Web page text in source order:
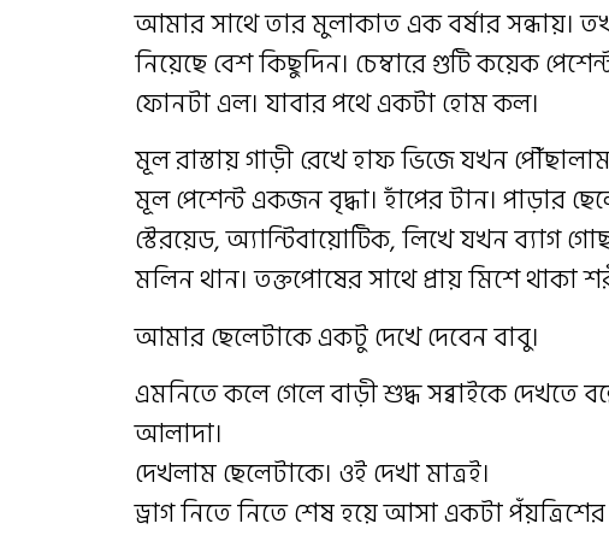
আমার সাথে তার মুলাকাত এক বর্ষার সন্ধায়।
নিয়েছে বেশ কিছুদিন। চেম্বারে গুটি কয়েক
ফোনটা এল। যাবার পথে একটা হোম কল।
মূল রাস্তায় গাড়ী রেখে হাফ ভিজে যখন
মূল পেশেন্ট একজন বৃদ্ধা। হাঁপের টান। পাড়ার
স্টেরয়েড, অ্যান্টিবায়োটিক, লিখে যখন ব্যাগ
মলিন থান। তক্তপোষের সাথে প্রায় মিশে থাকা
আমার ছেলেটাকে একটু দেখে দেবেন বাবু।
এমনিতে কলে গেলে বাড়ী শুদ্ধ সব্বাইকে দেখতে
আলাদা।
দেখলাম ছেলেটাকে। ওই দেখা মাত্রই।
ড্রাগ নিতে নিতে শেষ হয়ে আসা একটা